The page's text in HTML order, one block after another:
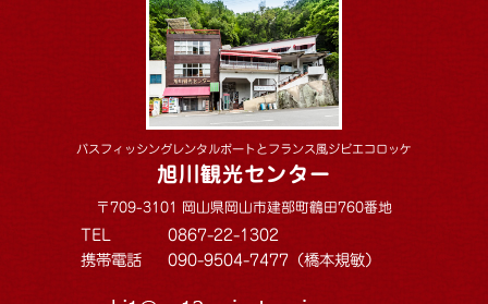
バスフィッシングレンタルボートとフランス風ジビエコロッケ
旭川観光センター
〒709-3101 岡山県岡山市建部町鶴田760番地
TEL
0867-22-1302
携帯電話
090-9504-7477（橋本規敏）